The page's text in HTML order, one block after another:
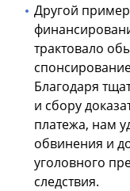
Другой
трактовало
Благодаря
и сбору
платежа, нам
обвинения и
уголовного
следствия.